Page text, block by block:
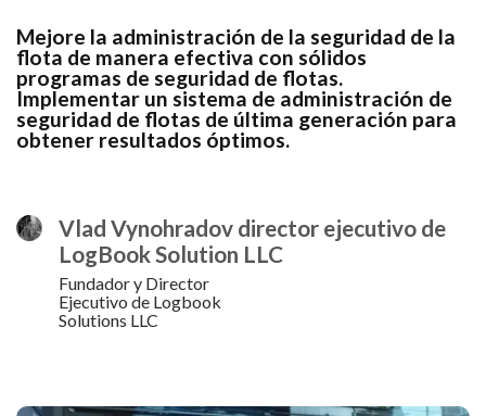
Mejore la administración de la seguridad de la
flota de manera efectiva con sólidos
programas de seguridad de flotas.
Implementar un sistema de administración de
seguridad de flotas de última generación para
obtener resultados óptimos.
Vlad Vynohradov director ejecutivo de
LogBook Solution LLC
Fundador y Director
Ejecutivo de Logbook
Solutions LLC